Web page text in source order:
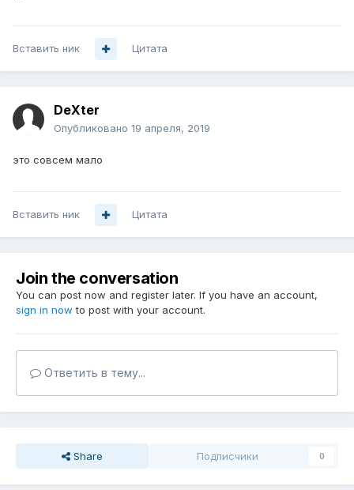
Вставить ник Цитата
DeXter
Опубликовано 19 апреля, 2019
это совсем мало
Вставить ник Цитата
Join the conversation
You can post now and register later. If you have an account,
sign in now to post with your account.
Ответить в тему...
Share Подписчики 0